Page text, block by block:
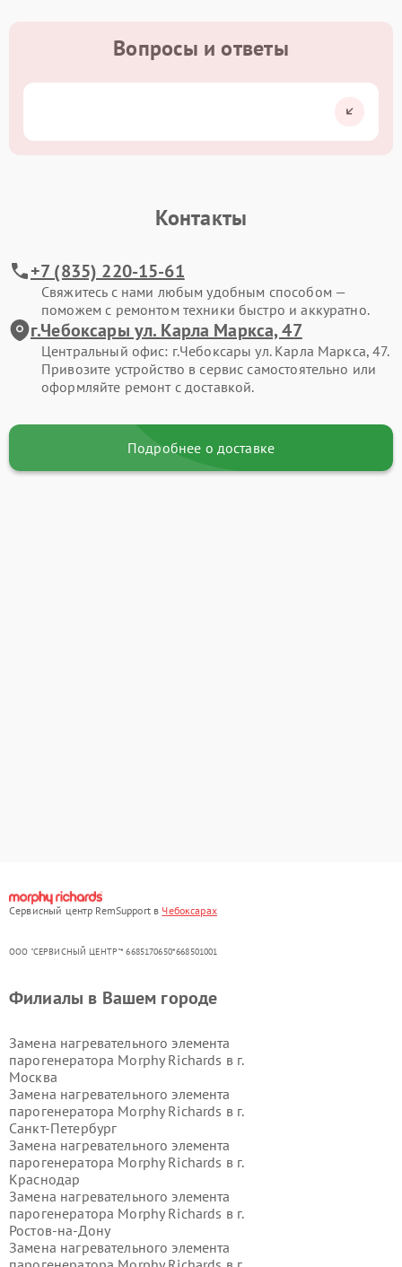
Вопросы и ответы
Контакты
+7 (835) 220-15-61
Свяжитесь с нами любым удобным способом —
поможем с ремонтом техники быстро и аккуратно.
г.Чебоксары ул. Карла Маркса, 47
Центральный офис: г.Чебоксары ул. Карла Маркса, 47.
Привозите устройство в сервис самостоятельно или
оформляйте ремонт с доставкой.
Подробнее о доставке
Сервисный центр RemSupport в Чебоксарах
ООО "СЕРВИСНЫЙ ЦЕНТР"* 6685170650*668501001
Филиалы в Вашем городе
Замена нагревательного элемента
парогенератора Morphy Richards в г.
Москва
Замена нагревательного элемента
парогенератора Morphy Richards в г.
Санкт-Петербург
Замена нагревательного элемента
парогенератора Morphy Richards в г.
Краснодар
Замена нагревательного элемента
парогенератора Morphy Richards в г.
Ростов-на-Дону
Замена нагревательного элемента